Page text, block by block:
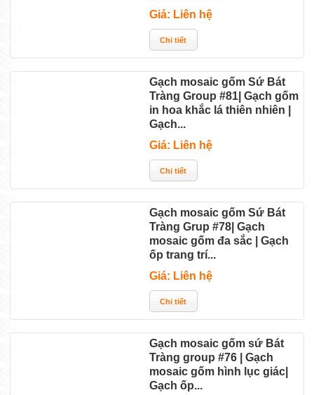
Giá: Liên hệ
Gạch mosaic gốm Sứ Bát
Tràng Group #81| Gạch gốm
in hoa khắc lá thiên nhiên |
Gạch...
Giá: Liên hệ
Gạch mosaic gốm Sứ Bát
Tràng Grup #78| Gạch
mosaic gốm đa sắc | Gạch
ốp trang trí...
Giá: Liên hệ
Gạch mosaic gốm sứ Bát
Tràng group #76 | Gạch
mosaic gốm hình lục giác|
Gạch ốp...